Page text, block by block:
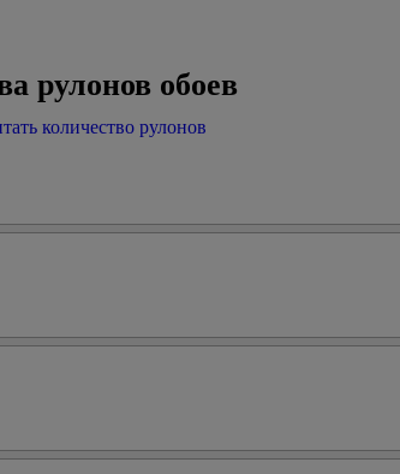
рулонов обоев
количество рулонов